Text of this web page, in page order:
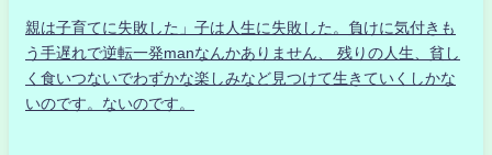
親は子育てに失敗した」子は人生に失敗した。負けに気付きも
う手遅れで逆転一発manなんかありません、 残りの人生、貧し
く食いつないでわずかな楽しみなど見つけて生きていくしかな
いのです。ないのです。